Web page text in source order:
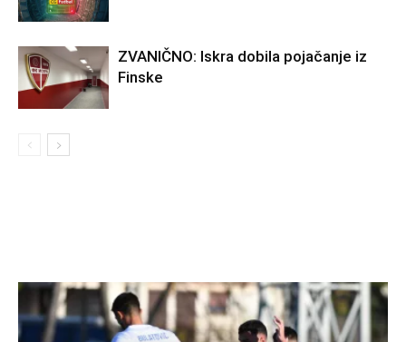
ZVANIČNO: Iskra dobila pojačanje iz
Finske